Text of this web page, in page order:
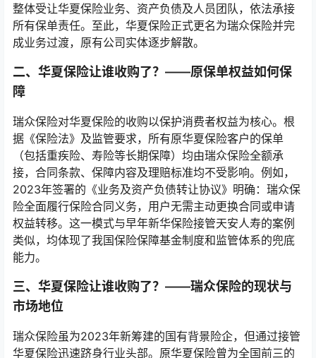
整体受让华夏保险业务、资产负债及人员团队，依法承接
所有保单责任。至此，华夏保险正式更名为瑞众保险并完
成业务过渡，原有公司实体逐步解散。
二、华夏保险让谁收购了？——原保单权益如何保
障
瑞众保险对华夏保险的收购以保护消费者权益为核心。根
据《保险法》及监管要求，所有原华夏保险客户的保单
（包括重疾险、寿险等长期保障）均由瑞众保险全额承
接，合同条款、保障内容及理赔标准均不受影响。例如，
2023年签署的《业务及资产负债转让协议》明确：瑞众保
险全面履行保险合同义务，用户无需主动更换合同或申请
权益转移。这一模式与早年新华保险接管天安人寿的案例
类似，均体现了我国保险保障基金制度和监管体系的兜底
能力。
三、华夏保险让谁收购了？——瑞众保险的现状与
市场地位
瑞众保险虽为2023年新筹建的国有背景险企，但通过接管
华夏保险迅速跻身行业头部。原华夏保险曾为全国前三的